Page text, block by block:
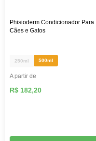
Phisioderm Condicionador Para
Cães e Gatos
250ml 500ml
A partir de
R$ 182,20